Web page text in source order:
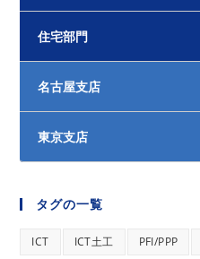
住宅部門
名古屋支店
東京支店
タグの一覧
ICT ICT土工 PFI/PPP